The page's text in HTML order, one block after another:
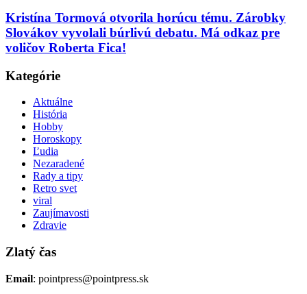
Kristína Tormová otvorila horúcu tému. Zárobky
Slovákov vyvolali búrlivú debatu. Má odkaz pre
voličov Roberta Fica!
Kategórie
Aktuálne
História
Hobby
Horoskopy
Ľudia
Nezaradené
Rady a tipy
Retro svet
viral
Zaujímavosti
Zdravie
Zlatý čas
Email: pointpress@pointpress.sk